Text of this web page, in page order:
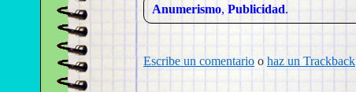
Anumerismo, Publicidad.
Escribe un comentario o haz un Trackback